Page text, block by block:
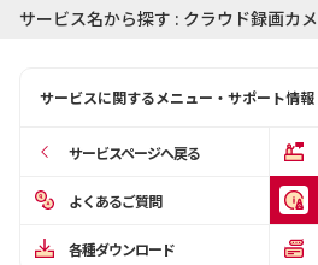
お知らせ
サービスに関するメニュー・サポート情報
サービスページへ戻る
よくあるご質問
各種ダウンロード